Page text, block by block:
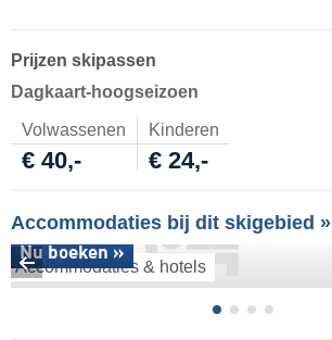
Prijzen skipassen
Dagkaart-hoogseizoen
Volwassenen Kinderen
€ 40,- € 24,-
Accommodaties bij dit skigebied »
Accommodaties & hotels
Nu boeken »